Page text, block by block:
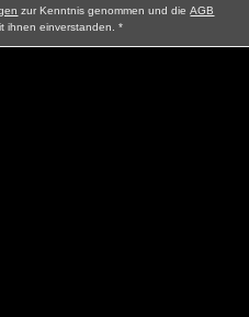
zur Kenntnis genommen und dieAGB
ihnen einverstanden.*